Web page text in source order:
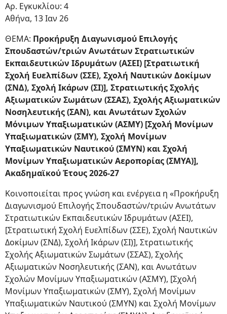
Αρ. Εγκυκλίου: 4
Αθήνα, 13 Ιαν 26
ΘΕΜΑ: Προκήρυξη Διαγωνισμού Επιλογής
Σπουδαστών/τριών Ανωτάτων Στρατιωτικών
Εκπαιδευτικών Ιδρυμάτων (ΑΣΕΙ) [Στρατιωτική
Σχολή Ευελπίδων (ΣΣΕ), Σχολή Ναυτικών Δοκίμων
(ΣΝΔ), Σχολή Ικάρων (ΣΙ)], Στρατιωτικής Σχολής
Αξιωματικών Σωμάτων (ΣΣΑΣ), Σχολής Αξιωματικών
Νοσηλευτικής (ΣΑΝ), και Ανωτάτων Σχολών
Μόνιμων Υπαξιωματικών (ΑΣΜΥ) [Σχολή Μονίμων
Υπαξιωματικών (ΣΜΥ), Σχολή Μονίμων
Υπαξιωματικών Ναυτικού (ΣΜΥΝ) και Σχολή
Μονίμων Υπαξιωματικών Αεροπορίας (ΣΜΥΑ)],
Ακαδημαϊκού Έτους 2026-27
Κοινοποιείται προς γνώση και ενέργεια η «Προκήρυξη
Διαγωνισμού Επιλογής Σπουδαστών/τριών Ανωτάτων
Στρατιωτικών Εκπαιδευτικών Ιδρυμάτων (ΑΣΕΙ),
[Στρατιωτική Σχολή Ευελπίδων (ΣΣΕ), Σχολή Ναυτικών
Δοκίμων (ΣΝΔ), Σχολή Ικάρων (ΣΙ)], Στρατιωτικής
Σχολής Αξιωματικών Σωμάτων (ΣΣΑΣ), Σχολής
Αξιωματικών Νοσηλευτικής (ΣΑΝ), και Ανωτάτων
Σχολών Μονίμων Υπαξιωματικών (ΑΣΜΥ), [Σχολή
Μονίμων Υπαξιωματικών (ΣΜΥ), Σχολή Μονίμων
Υπαξιωματικών Ναυτικού (ΣΜΥΝ) και Σχολή Μονίμων